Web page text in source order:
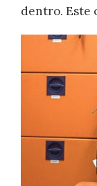
dentro. Este